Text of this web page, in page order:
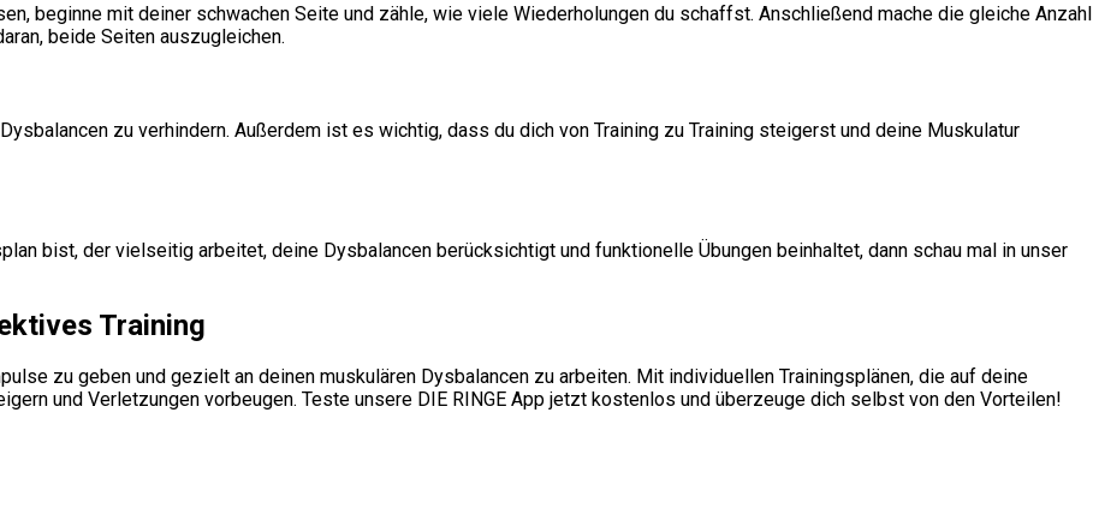
beginne mit deiner schwachen Seite und zähle, wie viele Wiederholungen du schaffst. Anschließend mache die gleiche Anzahl
beide Seiten auszugleichen.
zu verhindern. Außerdem ist es wichtig, dass du dich von Training zu Training steigerst und deine Muskulatur
bist, der vielseitig arbeitet, deine Dysbalancen berücksichtigt und funktionelle Übungen beinhaltet, dann schau mal in unser
Training
zu geben und gezielt an deinen muskulären Dysbalancen zu arbeiten. Mit individuellen Trainingsplänen, die auf deine
und Verletzungen vorbeugen. Teste unsere DIE RINGE App jetzt kostenlos und überzeuge dich selbst von den Vorteilen!